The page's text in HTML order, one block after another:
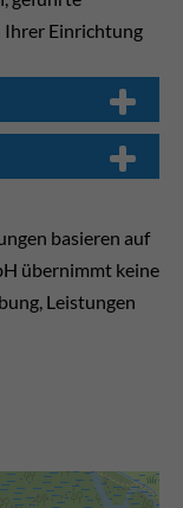
Ihrer Einrichtung
basieren auf
übernimmt keine
Leistungen